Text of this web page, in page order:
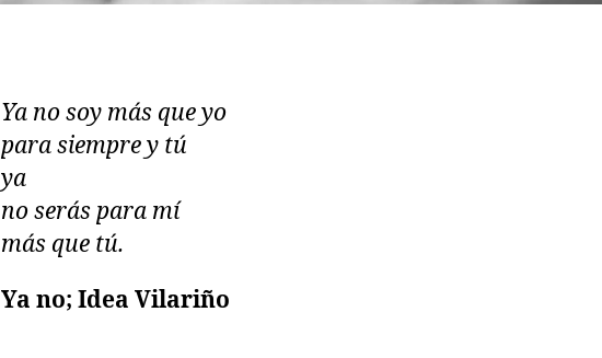
Ya no soy más que yo
para siempre y tú
ya
no serás para mí
más que tú.
Ya no; Idea Vilariño